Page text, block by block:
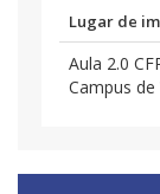
Lugar de
Aula 2.0
Campus de